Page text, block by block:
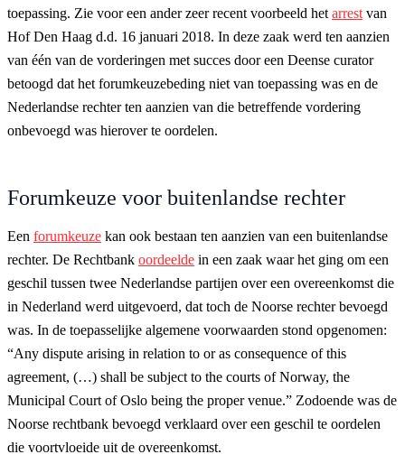
toepassing. Zie voor een ander zeer recent voorbeeld het arrest van
Hof Den Haag d.d. 16 januari 2018. In deze zaak werd ten aanzien
van één van de vorderingen met succes door een Deense curator
betoogd dat het forumkeuzebeding niet van toepassing was en de
Nederlandse rechter ten aanzien van die betreffende vordering
onbevoegd was hierover te oordelen.
Forumkeuze voor buitenlandse rechter
Een forumkeuze kan ook bestaan ten aanzien van een buitenlandse
rechter. De Rechtbank oordeelde in een zaak waar het ging om een
geschil tussen twee Nederlandse partijen over een overeenkomst die
in Nederland werd uitgevoerd, dat toch de Noorse rechter bevoegd
was. In de toepasselijke algemene voorwaarden stond opgenomen:
“Any dispute arising in relation to or as consequence of this
agreement, (…) shall be subject to the courts of Norway, the
Municipal Court of Oslo being the proper venue.” Zodoende was de
Noorse rechtbank bevoegd verklaard over een geschil te oordelen
die voortvloeide uit de overeenkomst.